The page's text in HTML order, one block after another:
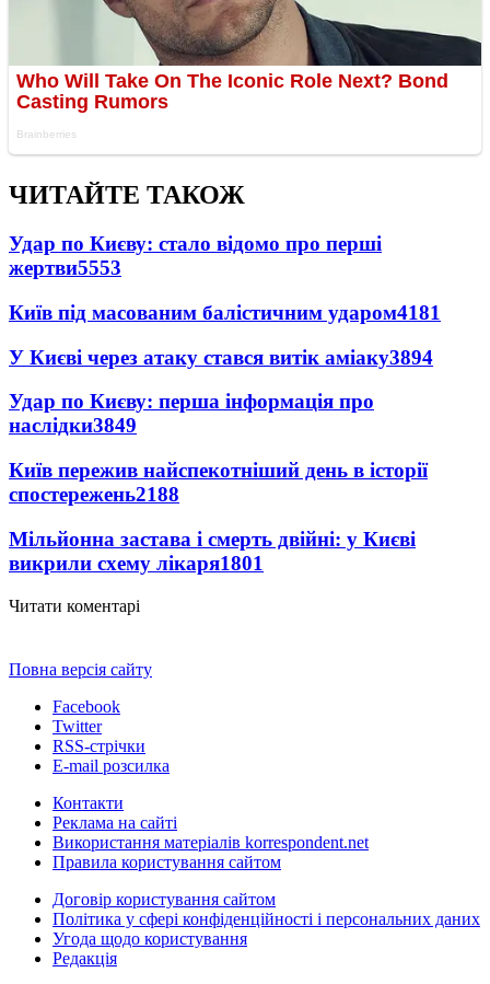
ЧИТАЙТЕ ТАКОЖ
Удар по Києву: стало відомо про перші
жертви5553
Київ під масованим балістичним ударом4181
У Києві через атаку стався витік аміаку3894
Удар по Києву: перша інформація про
наслідки3849
Київ пережив найспекотніший день в історії
спостережень2188
Мільйонна застава і смерть двійні: у Києві
викрили схему лікаря1801
Читати коментарі
Повна версія сайту
Facebook
Twitter
RSS-стрічки
E-mail розсилка
Контакти
Реклама на сайті
Використання матеріалів korrespondent.net
Правила користування сайтом
Договір користування сайтом
Політика у сфері конфіденційності і персональних даних
Угода щодо користування
Редакція